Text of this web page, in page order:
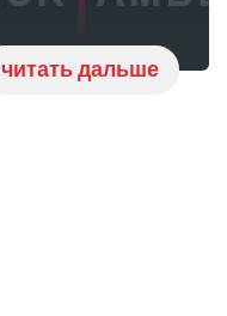
читать дальше